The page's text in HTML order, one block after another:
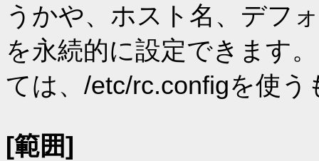
うかや、ホスト名、デフ
を永続的に設定できます
ては、/etc/rc.configを使
[範囲]